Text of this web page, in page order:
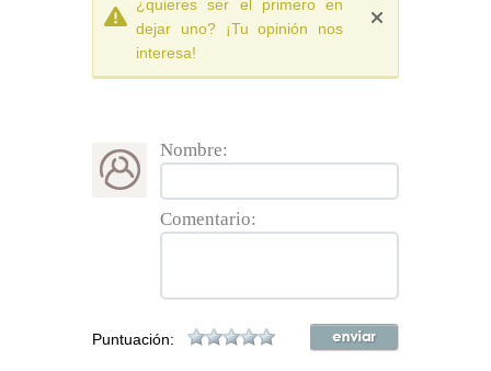
¿quieres ser el primero en
dejar uno? ¡Tu opinión nos
interesa!
Nombre:
Comentario:
Puntuación: